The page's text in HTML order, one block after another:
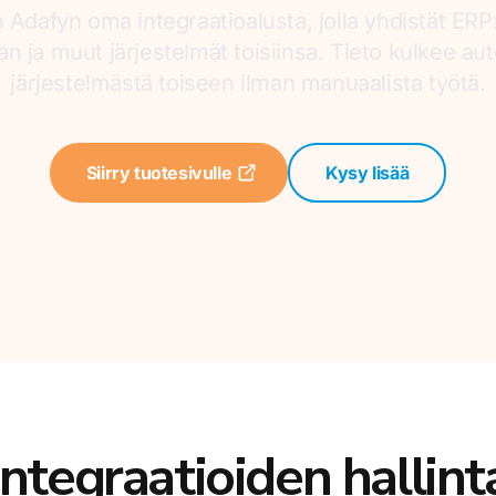
Adafyn oma integraatioalusta, jolla yhdistät
ja muut järjestelmät toisiinsa. Tieto kulkee
järjestelmästä toiseen ilman manuaalista työtä.
Siirry tuotesivulle Kysy lisää